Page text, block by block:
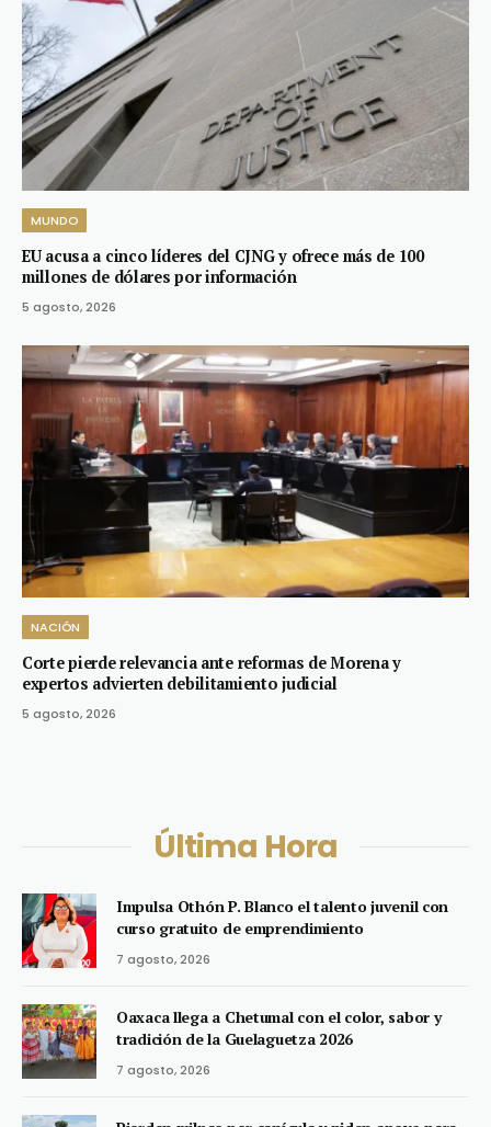
MUNDO
EU acusa a cinco líderes del CJNG y ofrece más de 100
millones de dólares por información
5 agosto, 2026
NACIÓN
Corte pierde relevancia ante reformas de Morena y
expertos advierten debilitamiento judicial
5 agosto, 2026
Última Hora
Impulsa Othón P. Blanco el talento juvenil con
curso gratuito de emprendimiento
7 agosto, 2026
Oaxaca llega a Chetumal con el color, sabor y
tradición de la Guelaguetza 2026
7 agosto, 2026